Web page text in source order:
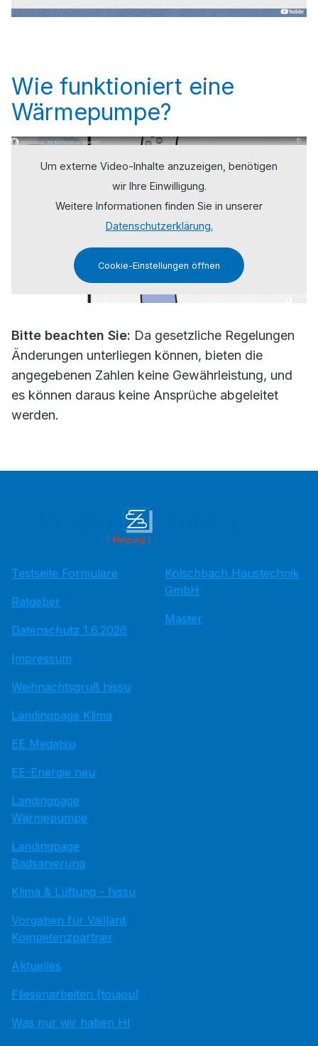
Wie funktioniert eine
Wärmepumpe?
Um externe Video-Inhalte anzuzeigen, benötigen
wir Ihre Einwilligung.
Weitere Informationen finden Sie in unserer
Datenschutzerklärung.
Cookie-Einstellungen öffnen
Bitte beachten Sie: Da gesetzliche Regelungen
Änderungen unterliegen können, bieten die
angegebenen Zahlen keine Gewährleistung, und
es können daraus keine Ansprüche abgeleitet
werden.
Testseite Formulare
Ratgeber
Datenschutz 1.6.2026
Impressum
Weihnachtsgruß hissu
Landingpage Klima
EE Medatsu
EE-Energie neu
Landingpage
Wärmepumpe
Landingpage
Badsanierung
Klima & Lüftung - hissu
Vorgaben für Vaillant
Kompetenzpartner
Aktuelles
Fliesenarbeiten (toujou)
Was nur wir haben HI
Kölschbach Haustechnik
GmbH
Master